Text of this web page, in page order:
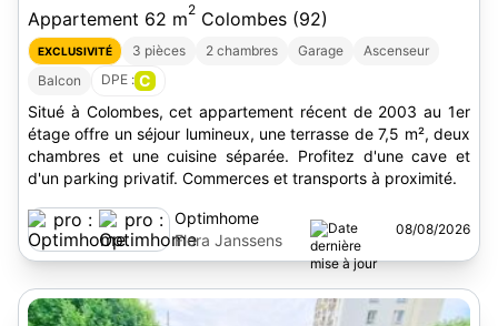
Appartement 62 m2 Colombes (92)
EXCLUSIVITÉ 3 pièces 2 chambres Garage
Ascenseur
Balcon
DPE : C
Situé à Colombes, cet appartement récent de 2003 au 1er
étage offre un séjour lumineux, une terrasse de 7,5 m², deux
chambres et une cuisine séparée. Profitez d'une cave et
d'un parking privatif. Commerces et transports à proximité.
Optimhome
Flora Janssens
08/08/2026